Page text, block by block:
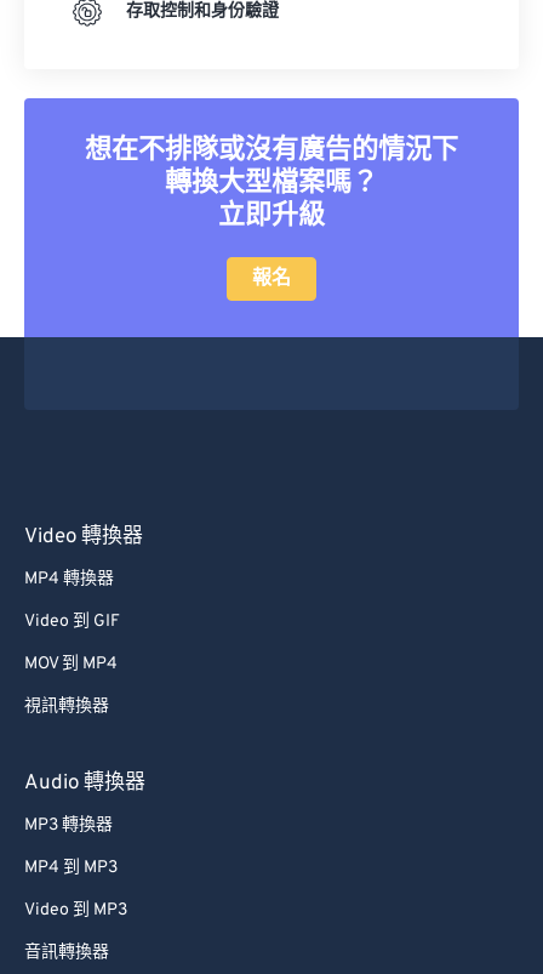
存取控制和身份驗證
想在不排隊或沒有廣告的情況下
轉換大型檔案嗎？
立即升級
報名
Video 轉換器
MP4 轉換器
Video 到 GIF
MOV 到 MP4
視訊轉換器
Audio 轉換器
MP3 轉換器
MP4 到 MP3
Video 到 MP3
音訊轉換器